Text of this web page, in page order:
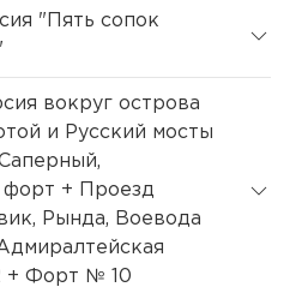
"Пять сопок
вокруг острова
и Русский мосты
форт + Проезд
Рында, Воевода
+ Форт № 10